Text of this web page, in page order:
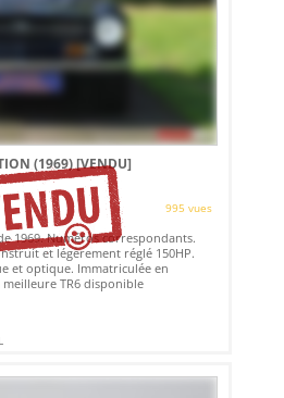
(1969)[VENDU]
995 vues
1969. Numéros correspondants.
et légèrement réglé 150HP.
et optique. Immatriculée en
TR6 disponible